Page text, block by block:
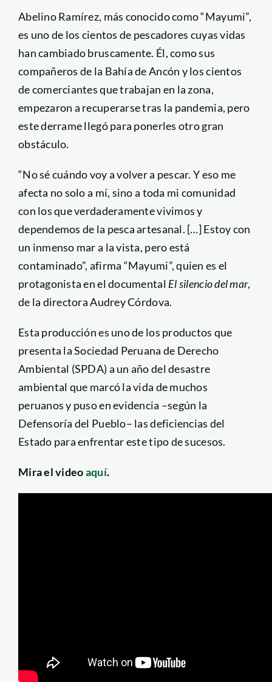
Abelino Ramírez, más conocido como “Mayumi”,
es uno de los cientos de pescadores cuyas vidas
han cambiado bruscamente. Él, como sus
compañeros de la Bahía de Ancón y los cientos
de comerciantes que trabajan en la zona,
empezaron a recuperarse tras la pandemia, pero
este derrame llegó para ponerles otro gran
obstáculo.
“No sé cuándo voy a volver a pescar. Y eso me
afecta no solo a mí, sino a toda mi comunidad
con los que verdaderamente vivimos y
dependemos de la pesca artesanal. […] Estoy con
un inmenso mar a la vista, pero está
contaminado”, afirma “Mayumi”, quien es el
protagonista en el documental El silencio del mar,
de la directora Audrey Córdova.
Esta producción es uno de los productos que
presenta la Sociedad Peruana de Derecho
Ambiental (SPDA) a un año del desastre
ambiental que marcó la vida de muchos
peruanos y puso en evidencia –según la
Defensoría del Pueblo– las deficiencias del
Estado para enfrentar este tipo de sucesos.
Mira el videoaquí.